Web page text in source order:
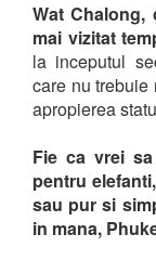
Wat Chalong,
mai vizitat
la inceputul
care nu trebuie
apropierea
Fie ca vrei
pentru
sau pur si
in mana,